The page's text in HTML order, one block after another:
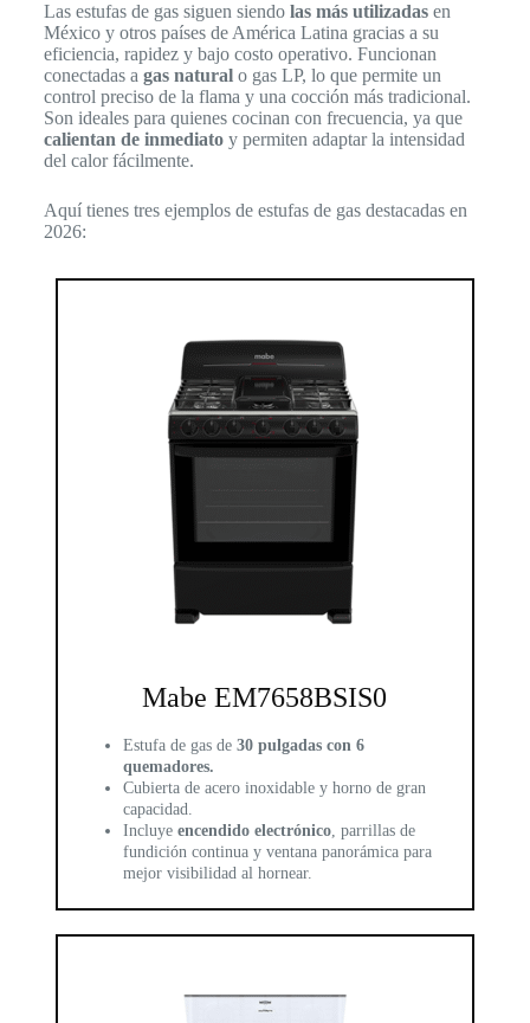
Las estufas de gas siguen siendo las más utilizadasen
México y otros países de América Latina gracias a su
eficiencia, rapidez y bajo costo operativo. Funcionan
conectadas a gas naturalo gas LP, lo que permite un
control preciso de la flama y una cocción más tradicional.
Son ideales para quienes cocinan con frecuencia, ya que
calientan de inmediatoy permiten adaptar la intensidad
del calor fácilmente.
Aquí tienes tres ejemplos de estufas de gas destacadas en
2026:
Mabe EM7658BSIS0
Estufa de gas de 30 pulgadas con 6
quemadores.
Cubierta de acero inoxidable y horno de gran
capacidad.
Incluye encendido electrónico, parrillas de
fundición continua y ventana panorámica para
mejor visibilidad al hornear.